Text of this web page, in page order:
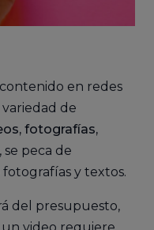
en redes
de
fotografías,
se peca de
y textos.
del presupuesto,